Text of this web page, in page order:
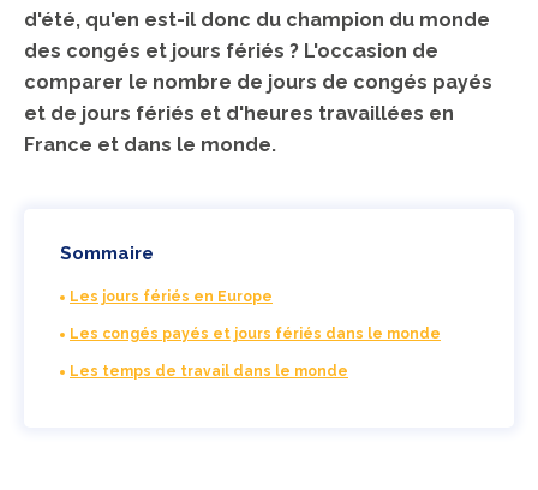
d'été, qu'en est-il donc du champion du monde
des congés et jours fériés ? L'occasion de
comparer le nombre de jours de congés payés
et de jours fériés et d'heures travaillées en
France et dans le monde.
Sommaire
Les jours fériés en Europe
Les congés payés et jours fériés dans le monde
Les temps de travail dans le monde